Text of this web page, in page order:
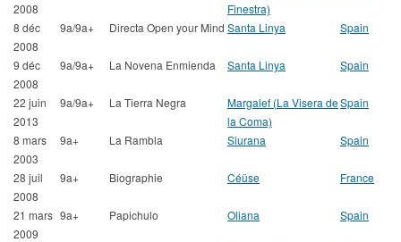
2008
Finestra)
8 déc
2008
9a/9a+ Directa Open your Mind Santa Linya Spain
9 déc
2008
9a/9a+ La Novena Enmienda Santa Linya Spain
22 juin
2013
9a/9a+ La Tierra Negra
Margalef (La Visera de
la Coma)
Spain
8 mars
2003
9a+ La Rambla Siurana Spain
28 juil
2008
9a+ Biographie Céüse France
21 mars
2009
9a+ Papichulo Oliana Spain